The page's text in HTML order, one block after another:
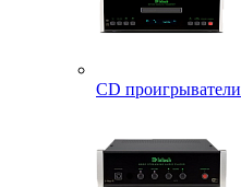
CD проигрыватели